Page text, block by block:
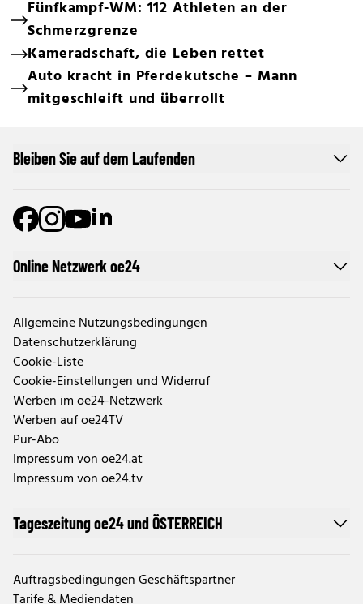
Fünfkampf-WM: 112 Athleten an der
Schmerzgrenze
Kameradschaft, die Leben rettet
Auto kracht in Pferdekutsche – Mann
mitgeschleift und überrollt
Online Netzwerk oe24
Allgemeine Nutzungsbedingungen
Datenschutzerklärung
Cookie-Liste
Cookie-Einstellungen und Widerruf
Werben im oe24-Netzwerk
Werben auf oe24TV
Pur-Abo
Impressum von oe24.at
Impressum von oe24.tv
Tageszeitung oe24 und ÖSTERREICH
Auftragsbedingungen Geschäftspartner
Bleiben Sie auf dem Laufenden